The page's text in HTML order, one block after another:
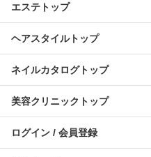
エステトップ
ヘアスタイルトップ
ネイルカタログトップ
美容クリニックトップ
ログイン / 会員登録